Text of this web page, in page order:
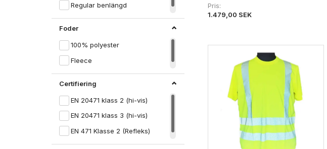
Regular benlängd
Foder
100% polyester
Fleece
Certifiering
EN 20471 klass 2 (hi-vis)
EN 20471 klass 3 (hi-vis)
EN 471 Klasse 2 (Refleks)
Pris
1.479,00 SEK